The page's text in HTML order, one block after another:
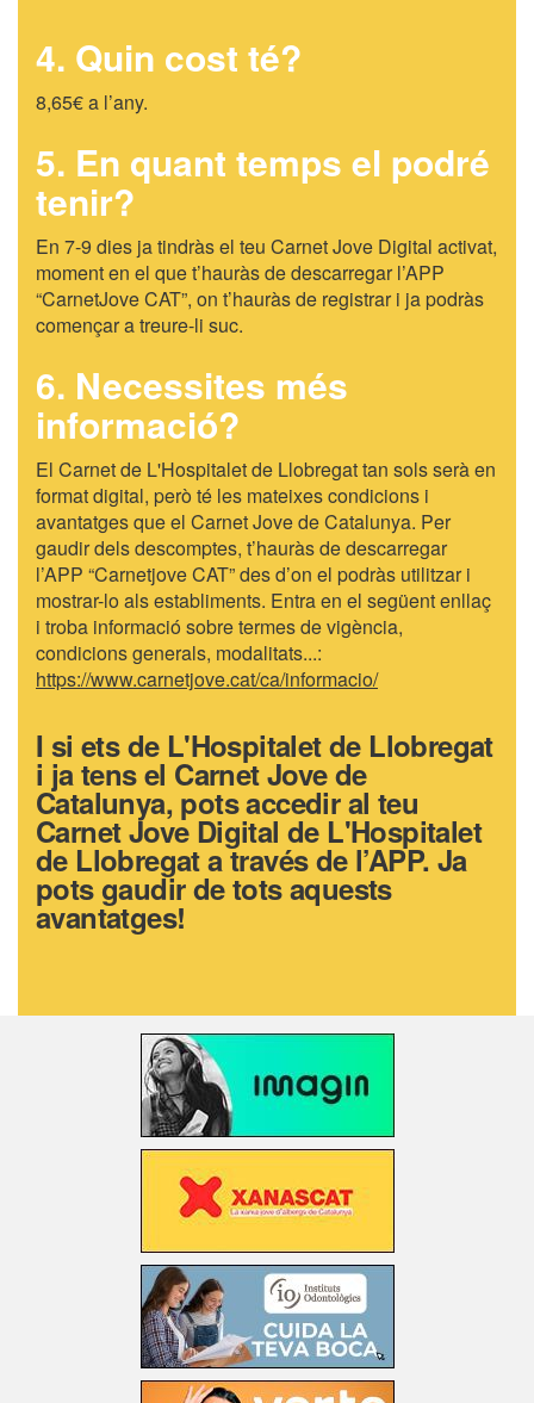
4. Quin cost té?
8,65€ a l’any.
5. En quant temps el podré
tenir?
En 7-9 dies ja tindràs el teu Carnet Jove Digital activat,
moment en el que t’hauràs de descarregar l’APP
“CarnetJove CAT”, on t’hauràs de registrar i ja podràs
començar a treure-li suc.
6. Necessites més
informació?
El Carnet de L'Hospitalet de Llobregat tan sols serà en
format digital, però té les mateixes condicions i
avantatges que el Carnet Jove de Catalunya. Per
gaudir dels descomptes, t’hauràs de descarregar
l’APP “Carnetjove CAT” des d’on el podràs utilitzar i
mostrar-lo als establiments. Entra en el següent enllaç
i troba informació sobre termes de vigència,
condicions generals, modalitats...:
https://www.carnetjove.cat/ca/informacio/
I si ets de L'Hospitalet de Llobregat
i ja tens el Carnet Jove de
Catalunya, pots accedir al teu
Carnet Jove Digital de L'Hospitalet
de Llobregat a través de l’APP. Ja
pots gaudir de tots aquests
avantatges!